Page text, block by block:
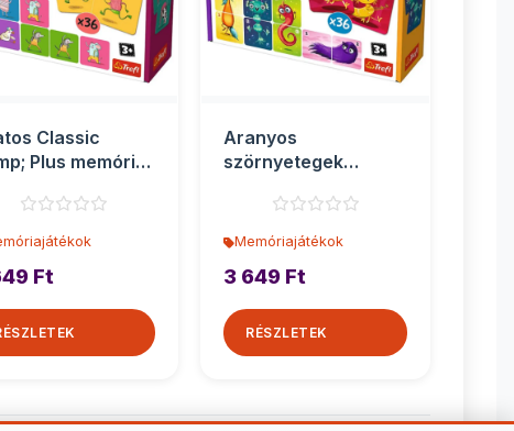
Classic
Plus memória
Ft
Aranyos
szörnyetegek
memória játék 36...
Memóriajátékok
3 649 Ft
RÉSZLETEK